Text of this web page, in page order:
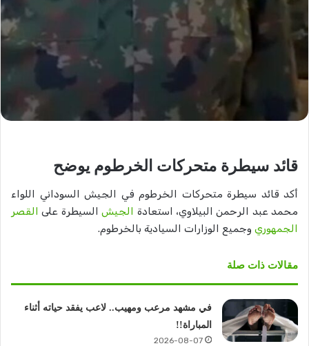
قائد سيطرة متحركات الخرطوم يوضح
أكد قائد سيطرة متحركات الخرطوم في الجيش السوداني اللواء
محمد عبد الرحمن البيلاوي، استعادة الجيشالسيطرة على القصر
الجمهوري وجميع الوزارات السيادية بالخرطوم.
مقالات ذات صلة
في مشهد مرعب ومهيب.. لاعب يفقد حياته أثناء
المباراة!!
2026-08-07